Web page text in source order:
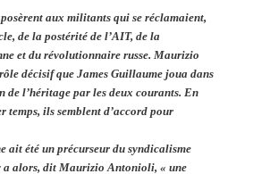
aux militants qui se réclamaient,
de la postérité de l’AIT, de la
et du révolutionnaire russe. Maurizio
décisif que James Guillaume joua dans
de l’héritage par les deux courants. En
temps, ils semblent d’accord pour
ait été un précurseur du syndicalisme
alors, dit Maurizio Antonioli, « une